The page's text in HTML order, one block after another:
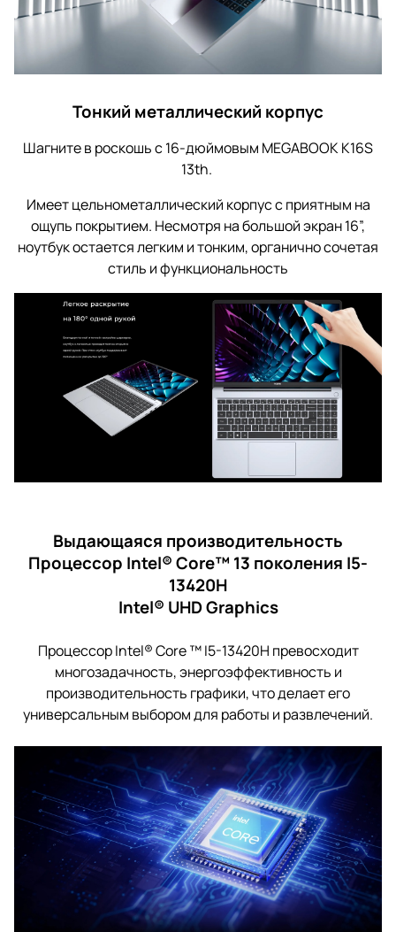
Тонкий металлический корпус
Шагните в роскошь с 16-дюймовым MEGABOOK K16S
13th.
Имеет цельнометаллический корпус с приятным на
ощупь покрытием. Несмотря на большой экран 16”,
ноутбук остается легким и тонким, органично сочетая
стиль и функциональность
Выдающаяся производительность
Процессор Intel® Core™ 13 поколения I5-
13420H
Intel® UHD Graphics
Процессор Intel® Core ™ I5-13420H превосходит
многозадачность, энергоэффективность и
производительность графики, что делает его
универсальным выбором для работы и развлечений.